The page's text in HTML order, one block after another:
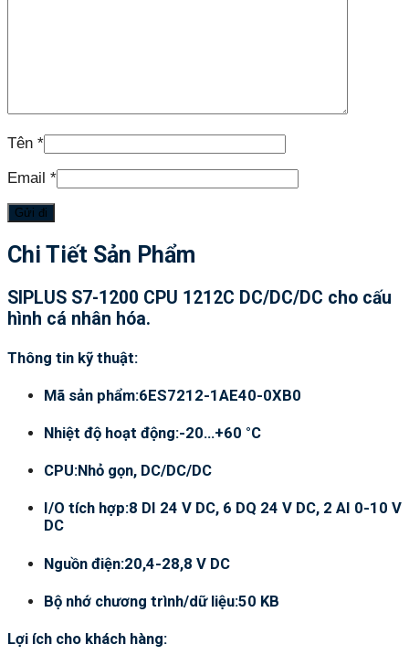
Tên *
Email *
Chi Tiết Sản Phẩm
SIPLUS S7-1200 CPU 1212C DC/DC/DC cho cấu
hình cá nhân hóa.
Thông tin kỹ thuật:
Mã sản phẩm:6ES7212-1AE40-0XB0
Nhiệt độ hoạt động:-20…+60 °C
CPU:Nhỏ gọn, DC/DC/DC
I/O tích hợp:8 DI 24 V DC, 6 DQ 24 V DC, 2 AI 0-10 V
DC
Nguồn điện:20,4-28,8 V DC
Bộ nhớ chương trình/dữ liệu:50 KB
Lợi ích cho khách hàng: